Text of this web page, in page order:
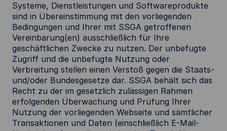
Systeme, Dienstleistungen und Softwareprodukte
sind in Übereinstimmung mit den vorliegenden
Bedingungen und Ihrer mit SSGA getroffenen
Vereinbarung(en) ausschließlich für Ihre
geschäftlichen Zwecke zu nutzen. Der unbefugte
Zugriff und die unbefugte Nutzung oder
Verbreitung stellen einen Verstoß gegen die Staats-
und/oder Bundesgesetze dar. SSGA behält sich das
Recht zu der im gesetzlich zulässigen Rahmen
erfolgenden Überwachung und Prüfung Ihrer
Nutzung der vorliegenden Webseite und sämtlicher
Transaktionen und Daten (einschließlich E-Mail-